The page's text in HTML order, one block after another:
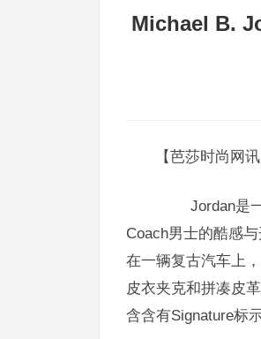
Michael B.
【芭莎时尚网
Jordan是一
Coach男士的酷感
在一辆复古汽车上
皮衣夹克和拼凑皮
含含有Signature标